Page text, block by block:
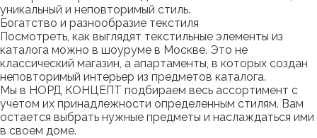
уникальный и неповторимый стиль.
Богатство и разнообразие текстиля
Посмотреть, как выглядят текстильные элементы из
каталога можно в шоуруме в Москве. Это не
классический магазин, а апартаменты, в которых создан
неповторимый интерьер из предметов каталога.
Мы в НОРД КОНЦЕПТ подбираем весь ассортимент с
учетом их принадлежности определенным стилям. Вам
остается выбрать нужные предметы и наслаждаться ими
в своем доме.